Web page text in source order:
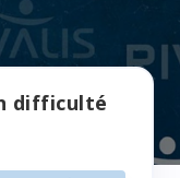
difficulté